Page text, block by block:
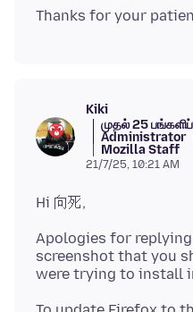
Kiki
முதல் 25
Administrator
Mozilla Staff
21/7/25, 10:21 AM
Apologies for
screenshot that you